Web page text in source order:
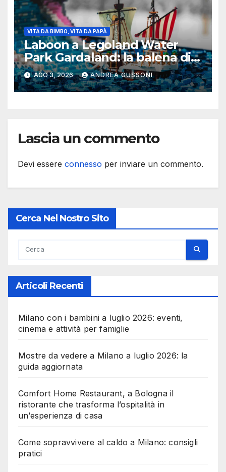
VITA DA BIMBO, VITA DA PAPÀ
Laboon a Legoland Water
Park Gardaland: la balena di
One Piece arriva in formato
Lego
AGO 3, 2026 ANDREA GUSSONI
Lascia un commento
Devi essere connesso per inviare un commento.
Cerca Nel Nostro Sito
Articoli Recenti
Milano con i bambini a luglio 2026: eventi,
cinema e attività per famiglie
Mostre da vedere a Milano a luglio 2026: la
guida aggiornata
Comfort Home Restaurant, a Bologna il
ristorante che trasforma l’ospitalità in
un’esperienza di casa
Come sopravvivere al caldo a Milano: consigli
pratici